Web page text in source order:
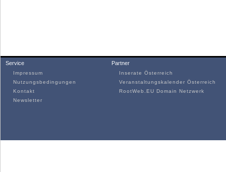
Service
Impressum
Nutzungsbedingungen
Kontakt
Newsletter
Partner
Inserate Österreich
Veranstaltungskalender Österreich
RootWeb.EU Domain Netzwerk